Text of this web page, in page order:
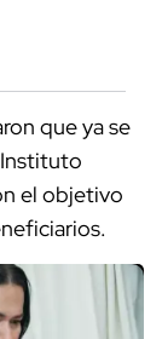
que ya se
el objetivo